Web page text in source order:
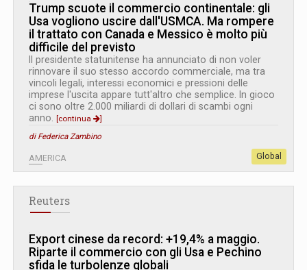
Trump scuote il commercio continentale: gli
Usa vogliono uscire dall'USMCA. Ma rompere
il trattato con Canada e Messico è molto più
difficile del previsto
Il presidente statunitense ha annunciato di non voler
rinnovare il suo stesso accordo commerciale, ma tra
vincoli legali, interessi economici e pressioni delle
imprese l'uscita appare tutt'altro che semplice. In gioco
ci sono oltre 2.000 miliardi di dollari di scambi ogni
anno. [continua
]
di Federica Zambino
AMERICA Global
Reuters
Export cinese da record: +19,4% a maggio.
Riparte il commercio con gli Usa e Pechino
sfida le turbolenze globali